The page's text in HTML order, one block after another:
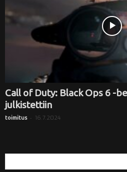
Call of Duty: Black Ops 6 -
julkistettiin
toimitus - 16.7.2024